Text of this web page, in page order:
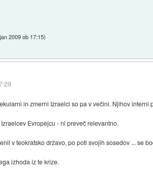
2009 ob 17:15)
in zmerni Izraelci so pa v večini. Njihov
Evropejcu - ni preveč relevantno.
v teokratsko državo, po poti svojih sosedov ... se
izhoda iz te krize.